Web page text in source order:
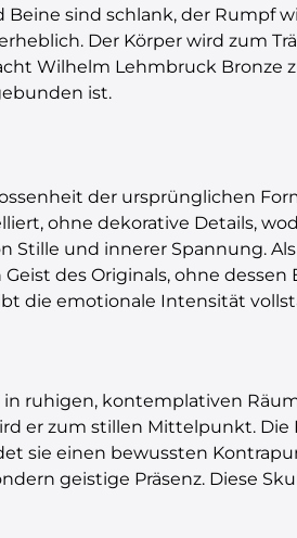
sind schlank, der Rumpf
Der Körper wird zum
Wilhelm Lehmbruck Bronze
ist.
der ursprünglichen
ohne dekorative Details,
und innerer Spannung.
des Originals, ohne
die emotionale Intensität
ruhigen, kontemplativen
er zum stillen Mittelpunkt.
sie einen bewussten
geistige Präsenz. Diese